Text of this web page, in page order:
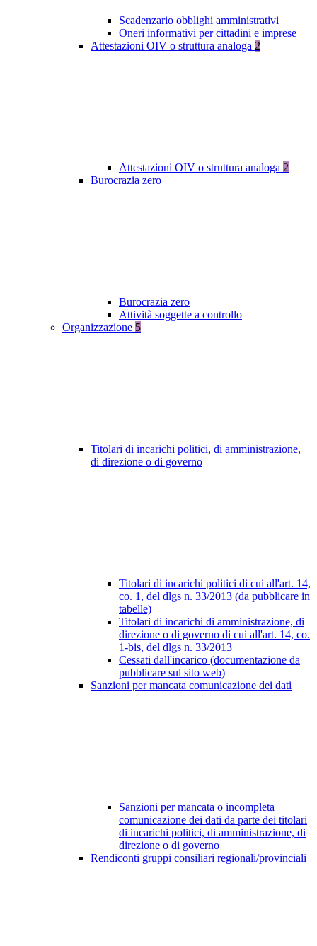
Scadenzario obblighi amministrativi
Oneri informativi per cittadini e imprese
Attestazioni OIV o struttura analoga 2
Attestazioni OIV o struttura analoga 2
Burocrazia zero
Burocrazia zero
Attività soggette a controllo
Organizzazione 5
Titolari di incarichi politici, di amministrazione,
di direzione o di governo
Titolari di incarichi politici di cui all'art. 14,
co. 1, del dlgs n. 33/2013 (da pubblicare in
tabelle)
Titolari di incarichi di amministrazione, di
direzione o di governo di cui all'art. 14, co.
1-bis, del dlgs n. 33/2013
Cessati dall'incarico (documentazione da
pubblicare sul sito web)
Sanzioni per mancata comunicazione dei dati
Sanzioni per mancata o incompleta
comunicazione dei dati da parte dei titolari
di incarichi politici, di amministrazione, di
direzione o di governo
Rendiconti gruppi consiliari regionali/provinciali